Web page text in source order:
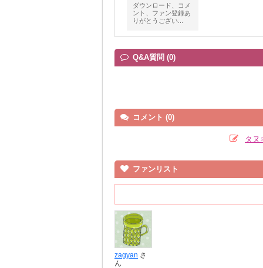
ダウンロード、コメ
ント、ファン登録あ
りがとうござい...
Q&A質問 (0)
コメント (0)
タヌ
ファンリスト
zagyan さ
ん